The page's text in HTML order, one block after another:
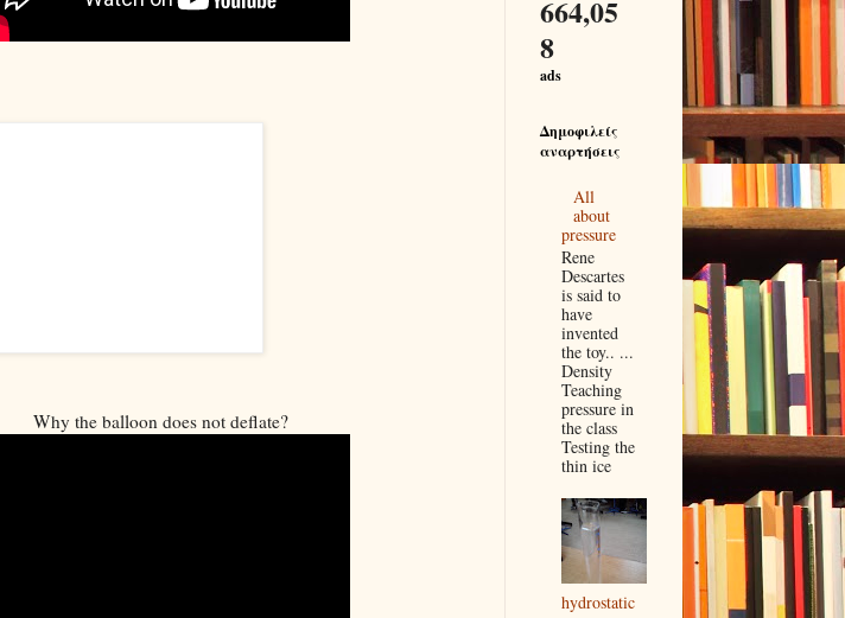
Why the balloon does not deflate?
664,05
8
ads
Δημοφιλείς
αναρτήσεις
All
about
pressure
Rene
Descartes
is said to
have
invented
the toy.. ...
Density
Teaching
pressure in
the class
Testing the
thin ice
hydrostatic